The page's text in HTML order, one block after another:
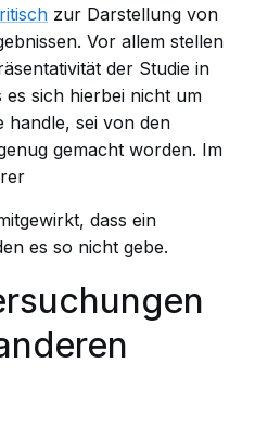
zur Darstellung von
Vor allem stellen
der Studie in
es sich hierbei nicht um
handle, sei von den
gemacht worden. Im
dass ein
es so nicht gebe.